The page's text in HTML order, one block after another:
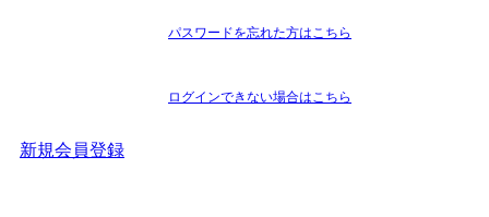
パスワードを忘れた方はこちら
ログインできない場合はこちら
新規会員登録